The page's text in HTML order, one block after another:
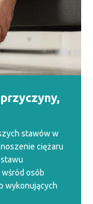
stawów w
ciężaru
osób
wykonujących